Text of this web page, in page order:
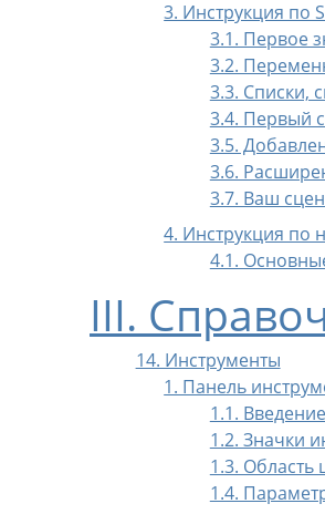
3. Инструкция по
3.1. Первое
3.2.
3.3. Списки,
3.4. Первый
3.5.
3.6.
3.7. Ваш
4. Инструкция по
4.1.
III.
14. Инструменты
1. Панель
1.1. Введение
1.2. Значки
1.3. Область
1.4.